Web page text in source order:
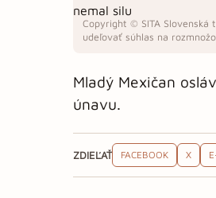
Copyright © SITA Slovenská
udeľovať súhlas na
Mladý Mexičan
únavu.
ZDIEĽAŤ FACEBOOK X